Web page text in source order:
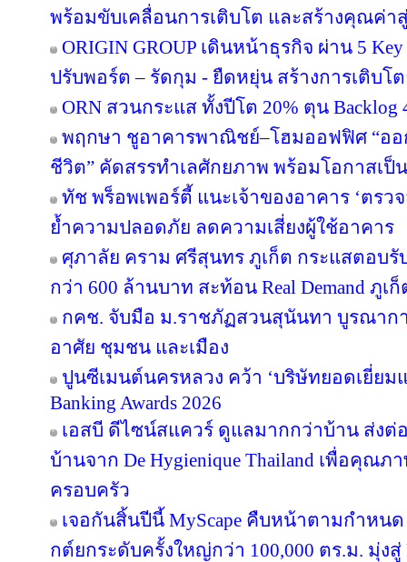
พร้อมขับเคลื่อนการเติบโต และสร้างคุณค่า
ORIGIN GROUP เดินหน้าธุรกิจ ผ่าน 5
ปรับพอร์ต – รัดกุม - ยืดหยุ่น สร้างการเติบโ
ORN สวนกระแส ทั้งปีโต 20% ตุน
พฤกษา ชูอาคารพาณิชย์–โฮมออฟฟิศ “ออ
ชีวิต” คัดสรรทำเลศักยภาพ พร้อมโอกาสเป็
ทัช พร็อพเพอร์ตี้ แนะเจ้าของอาคาร ‘ตร
ย้ำความปลอดภัย ลดความเสี่ยงผู้ใช้อาคาร
ศุภาลัย คราม ศรีสุนทร ภูเก็ต กระแสตอบรั
กว่า 600 ล้านบาท สะท้อน Real Demand ภูเ
กคช. จับมือ ม.ราชภัฏสวนสุนันทา บูรณา
อาศัย ชุมชน และเมือง
ปูนซีเมนต์นครหลวง คว้า ‘บริษัทยอดเยี่ยมแ
Banking Awards 2026
เอสบี ดีไซน์สแควร์ ดูแลมากกว่าบ้าน ส่ง
บ้านจาก De Hygienique Thailand เพื่อคุณ
ครอบครัว
เจอกันสิ้นปีนี้ MyScape คืบหน้าตามกำหน
กต์ยกระดับครั้งใหญ่กว่า 100,000 ตร.ม. มุ่งสู่